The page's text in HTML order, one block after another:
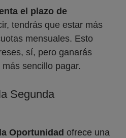
el plazo de
tendrás que estar más
mensuales. Esto
sí, pero ganarás
sencillo pagar.
Segunda
Oportunidad ofrece una